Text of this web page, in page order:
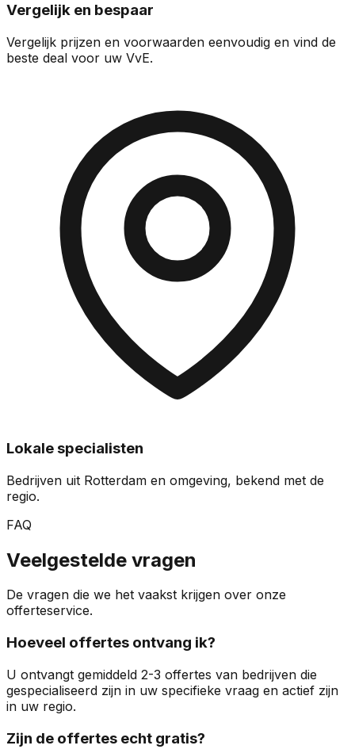
Vergelijk en bespaar
Vergelijk prijzen en voorwaarden eenvoudig en vind de
beste deal voor uw VvE.
Lokale specialisten
Bedrijven uit Rotterdam en omgeving, bekend met de
regio.
FAQ
Veelgestelde vragen
De vragen die we het vaakst krijgen over onze
offerteservice.
Hoeveel offertes ontvang ik?
U ontvangt gemiddeld 2-3 offertes van bedrijven die
gespecialiseerd zijn in uw specifieke vraag en actief zijn
in uw regio.
Zijn de offertes echt gratis?